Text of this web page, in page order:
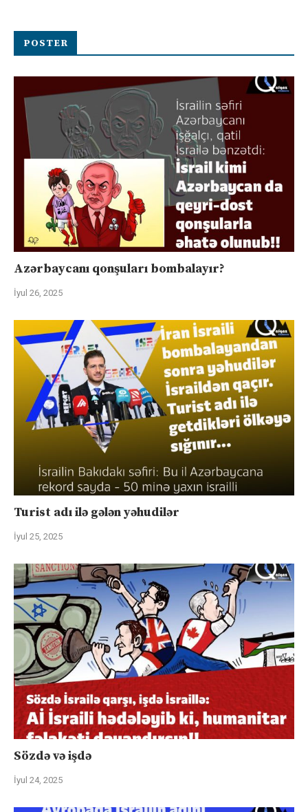
POSTER
Azərbaycanı qonşuları bombalayır?
İyul 26, 2025
Turist adı ilə gələn yəhudilər
İyul 25, 2025
Sözdə və işdə
İyul 24, 2025